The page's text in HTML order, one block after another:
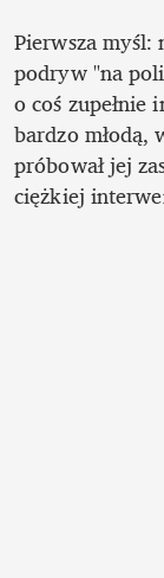
Pierwsza
podryw "na
o coś zupełnie
bardzo młodą,
próbował jej
ciężkiej